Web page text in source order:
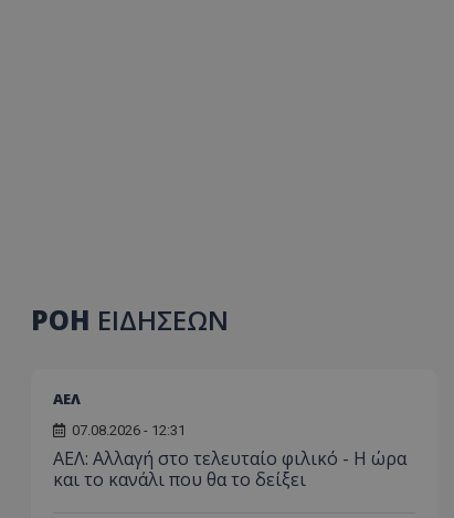
ΡΟΗ ΕΙΔΗΣΕΩΝ
ΑΕΛ
07.08.2026 - 12:31
ΑΕΛ: Αλλαγή στο τελευταίο φιλικό - Η ώρα
και το κανάλι που θα το δείξει